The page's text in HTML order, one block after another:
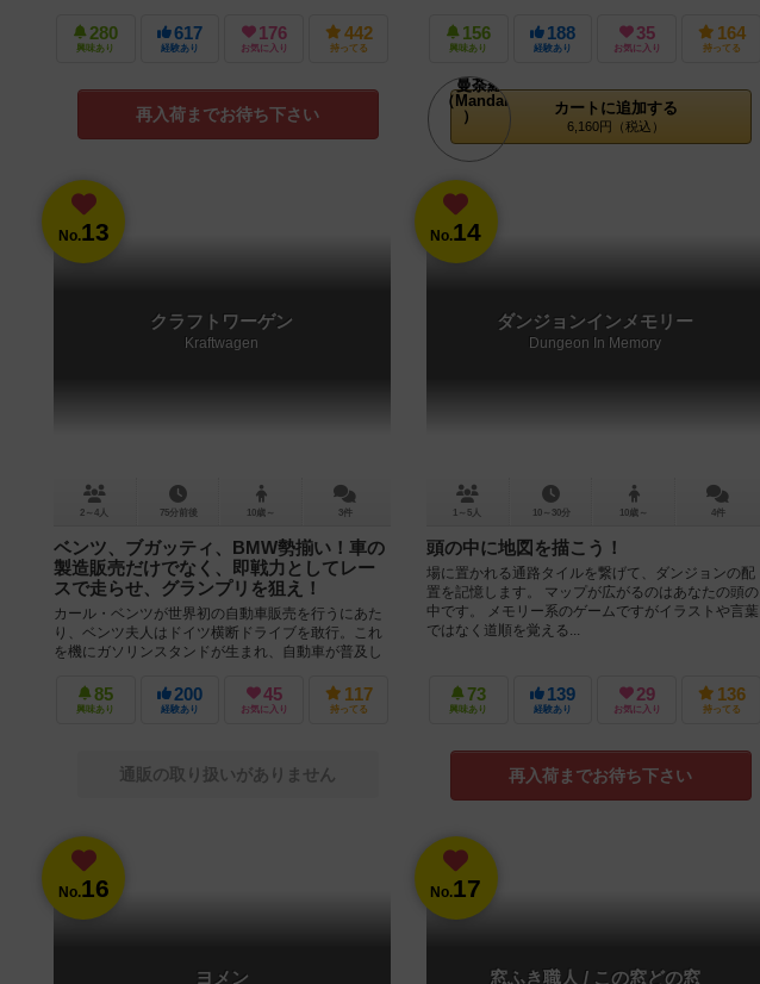
280
興味あり
617
経験あり
176
お気に入り
442
持ってる
再入荷までお待ち下さい
156
興味あり
188
経験あり
35
お気に入り
164
持ってる
カートに追加する
6,160円（税込）
No.13
クラフトワーゲン
Kraftwagen
2～4人 75分前後 10歳～ 3件
ベンツ、ブガッティ、BMW勢揃い！車の
製造販売だけでなく、即戦力としてレー
スで走らせ、グランプリを狙え！
カール・ベンツが世界初の自動車販売を行うにあた
り、ベンツ夫人はドイツ横断ドライブを敢行。これ
を機にガソリンスタンドが生まれ、自動車が普及し
85
興味あり
200
経験あり
45
お気に入り
117
持ってる
通販の取り扱いがありません
No.14
ダンジョンインメモリー
Dungeon In Memory
1～5人 10～30分 10歳～ 4件
頭の中に地図を描こう！
場に置かれる通路タイルを繋げて、ダンジョンの配
置を記憶します。 マップが広がるのはあなたの頭の
中です。 メモリー系のゲームですがイラストや言葉
ではなく道順を覚える...
73
興味あり
139
経験あり
29
お気に入り
136
持ってる
再入荷までお待ち下さい
No.16
ヨメン
No.17
窓ふき職人 / この窓どの窓